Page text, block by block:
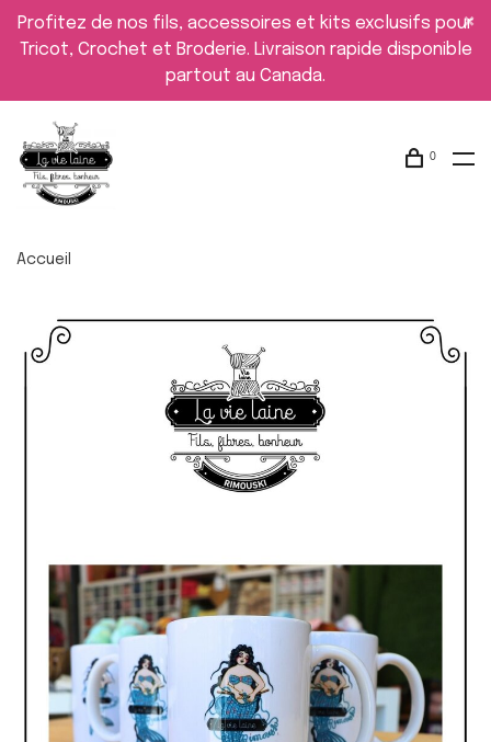
Profitez de nos fils, accessoires et kits exclusifs pour
Tricot, Crochet et Broderie. Livraison rapide disponible
partout au Canada.
0
Accueil